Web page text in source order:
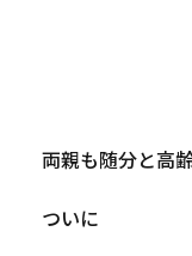
両親も随分と高
ついに